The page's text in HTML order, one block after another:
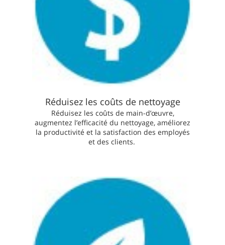
Réduisez les coûts de nettoyage
Réduisez les coûts de main-d’œuvre,
augmentez l’efficacité du nettoyage, améliorez
la productivité et la satisfaction des employés
et des clients.